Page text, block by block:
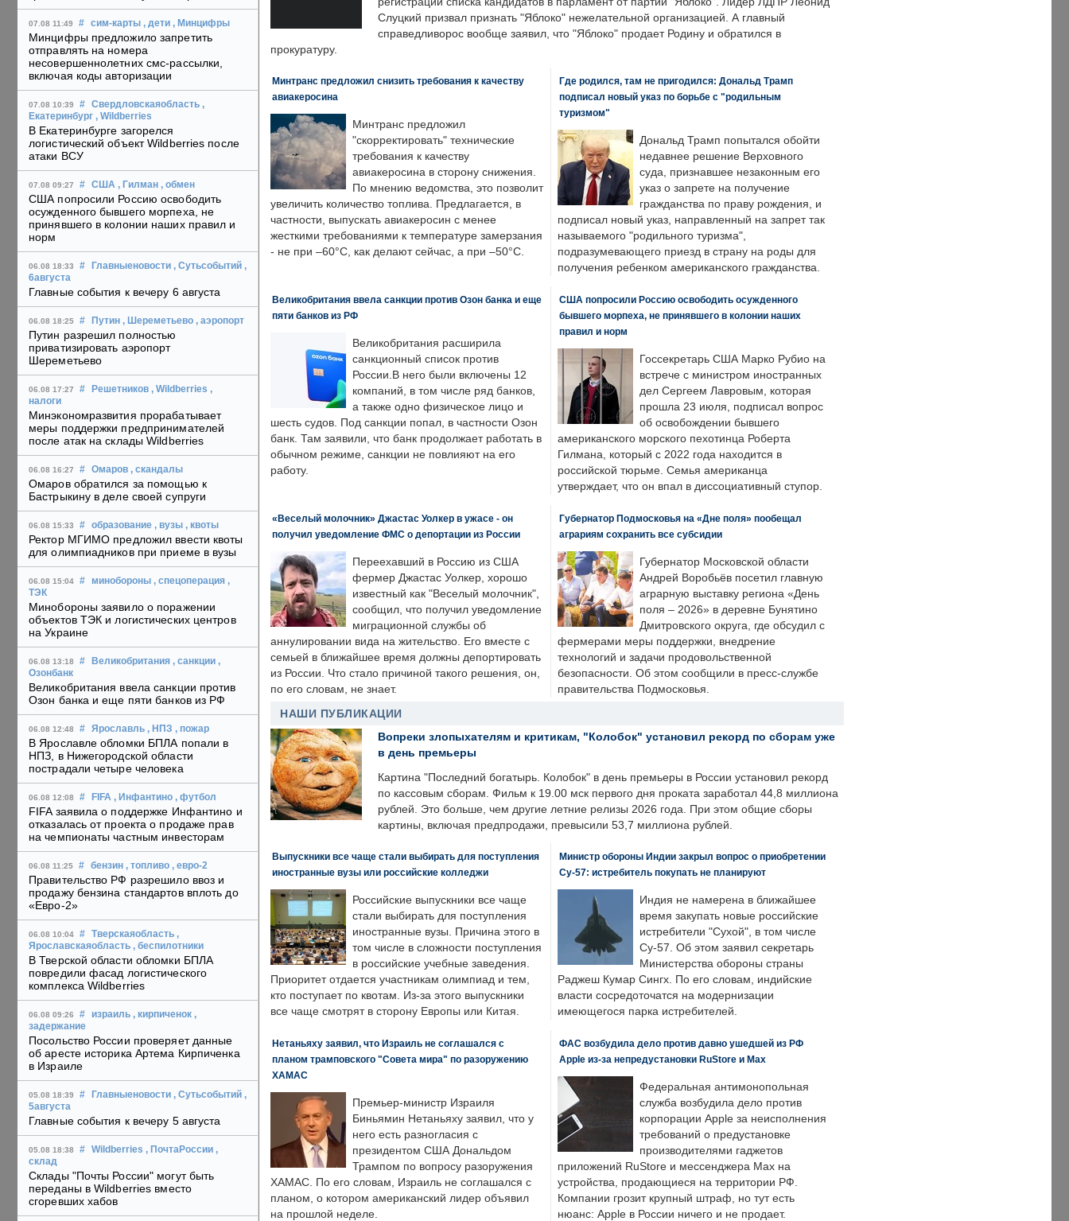
07.08 11:49 # сим-карты , дети , Минцифры
Минцифры предложило запретить
отправлять на номера
несовершеннолетних смс-рассылки,
включая коды авторизации
07.08 10:39 # Свердловскаяобласть ,
Екатеринбург , Wildberries
В Екатеринбурге загорелся
логистический объект Wildberries после
атаки ВСУ
07.08 09:27 # США , Гилман , обмен
США попросили Россию освободить
осужденного бывшего морпеха, не
принявшего в колонии наших правил и
норм
06.08 18:33 # Главныеновости , Сутьсобытий ,
6августа
Главные события к вечеру 6 августа
06.08 18:25 # Путин , Шереметьево , аэропорт
Путин разрешил полностью
приватизировать аэропорт
Шереметьево
06.08 17:27 # Решетников , Wildberries ,
налоги
Минэкономразвития прорабатывает
меры поддержки предпринимателей
после атак на склады Wildberries
06.08 16:27 # Омаров , скандалы
Омаров обратился за помощью к
Бастрыкину в деле своей супруги
06.08 15:33 # образование , вузы , квоты
Ректор МГИМО предложил ввести квоты
для олимпиадников при приеме в вузы
06.08 15:04 # минобороны , спецоперация ,
ТЭК
Минобороны заявило о поражении
объектов ТЭК и логистических центров
на Украине
06.08 13:18 # Великобритания , санкции ,
Озонбанк
Великобритания ввела санкции против
Озон банка и еще пяти банков из РФ
06.08 12:48 # Ярославль , НПЗ , пожар
В Ярославле обломки БПЛА попали в
НПЗ, в Нижегородской области
пострадали четыре человека
06.08 12:08 # FIFA , Инфантино , футбол
FIFA заявила о поддержке Инфантино и
отказалась от проекта о продаже прав
на чемпионаты частным инвесторам
06.08 11:25 # бензин , топливо , евро-2
Правительство РФ разрешило ввоз и
продажу бензина стандартов вплоть до
«Евро-2»
06.08 10:04 # Тверскаяобласть ,
Ярославскаяобласть , беспилотники
В Тверской области обломки БПЛА
повредили фасад логистического
комплекса Wildberries
06.08 09:26 # израиль , кирпиченок ,
задержание
Посольство России проверяет данные
об аресте историка Артема Кирпиченка
в Израиле
05.08 18:39 # Главныеновости , Сутьсобытий ,
5августа
Главные события к вечеру 5 августа
05.08 18:38 # Wildberries , ПочтаРоссии ,
склад
Склады "Почты России" могут быть
переданы в Wildberries вместо
сгоревших хабов
Слуцкий призвал признать "Яблоко" нежелательной организацией. А главный
справедливорос вообще заявил, что "Яблоко" продает Родину и обратился в
прокуратуру.
Минтранс предложил снизить требования к качеству
авиакеросина
Минтранс предложил
"скорректировать" технические
требования к качеству
авиакеросина в сторону снижения.
По мнению ведомства, это позволит
увеличить количество топлива. Предлагается, в
частности, выпускать авиакеросин с менее
жесткими требованиями к температуре замерзания
- не при –60°C, как делают сейчас, а при –50°C.
Где родился, там не пригодился: Дональд Трамп
подписал новый указ по борьбе с "родильным
туризмом"
Дональд Трамп попытался обойти
недавнее решение Верховного
суда, признавшее незаконным его
указ о запрете на получение
гражданства по праву рождения, и
подписал новый указ, направленный на запрет так
называемого "родильного туризма",
подразумевающего приезд в страну на роды для
получения ребенком американского гражданства.
Великобритания ввела санкции против Озон банка и еще
пяти банков из РФ
Великобритания расширила
санкционный список против
России.В него были включены 12
компаний, в том числе ряд банков,
а также одно физическое лицо и
шесть судов. Под санкции попал, в частности Озон
банк. Там заявили, что банк продолжает работать в
обычном режиме, санкции не повлияют на его
работу.
США попросили Россию освободить осужденного
бывшего морпеха, не принявшего в колонии наших
правил и норм
Госсекретарь США Марко Рубио на
встрече с министром иностранных
дел Сергеем Лавровым, которая
прошла 23 июля, подписал вопрос
об освобождении бывшего
американского морского пехотинца Роберта
Гилмана, который с 2022 года находится в
российской тюрьме. Семья американца
утверждает, что он впал в диссоциативный ступор.
«Веселый молочник» Джастас Уолкер в ужасе - он
получил уведомление ФМС о депортации из России
Переехавший в Россию из США
фермер Джастас Уолкер, хорошо
известный как "Веселый молочник",
сообщил, что получил уведомление
миграционной службы об
аннулировании вида на жительство. Его вместе с
семьей в ближайшее время должны депортировать
из России. Что стало причиной такого решения, он,
по его словам, не знает.
Губернатор Подмосковья на «Дне поля» пообещал
аграриям сохранить все субсидии
Губернатор Московской области
Андрей Воробьёв посетил главную
аграрную выставку региона «День
поля – 2026» в деревне Бунятино
Дмитровского округа, где обсудил с
фермерами меры поддержки, внедрение
технологий и задачи продовольственной
безопасности. Об этом сообщили в пресс-службе
правительства Подмосковья.
НАШИ ПУБЛИКАЦИИ
Вопреки злопыхателям и критикам, "Колобок" установил рекорд по сборам уже
в день премьеры
Картина "Последний богатырь. Колобок" в день премьеры в России установил рекорд
по кассовым сборам. Фильм к 19.00 мск первого дня проката заработал 44,8 миллиона
рублей. Это больше, чем другие летние релизы 2026 года. При этом общие сборы
картины, включая предпродажи, превысили 53,7 миллиона рублей.
Выпускники все чаще стали выбирать для поступления
иностранные вузы или российские колледжи
Российские выпускники все чаще
стали выбирать для поступления
иностранные вузы. Причина этого в
том числе в сложности поступления
в российские учебные заведения.
Приоритет отдается участникам олимпиад и тем,
кто поступает по квотам. Из-за этого выпускники
все чаще смотрят в сторону Европы или Китая.
Министр обороны Индии закрыл вопрос о приобретении
Су-57: истребитель покупать не планируют
Индия не намерена в ближайшее
время закупать новые российские
истребители "Сухой", в том числе
Су-57. Об этом заявил секретарь
Министерства обороны страны
Раджеш Кумар Сингх. По его словам, индийские
власти сосредоточатся на модернизации
имеющегося парка истребителей.
Нетаньяху заявил, что Израиль не соглашался с
планом трамповского "Совета мира" по разоружению
ХАМАС
Премьер-министр Израиля
Биньямин Нетаньяху заявил, что у
него есть разногласия с
президентом США Дональдом
Трампом по вопросу разоружения
ХАМАС. По его словам, Израиль не соглашался с
планом, о котором американский лидер объявил
на прошлой неделе.
ФАС возбудила дело против давно ушедшей из РФ
Apple из-за непредустановки RuStore и Max
Федеральная антимонопольная
служба возбудила дело против
корпорации Apple за неисполнения
требований о предустановке
производителями гаджетов
приложений RuStore и мессенджера Max на
устройства, продающиеся на территории РФ.
Компании грозит крупный штраф, но тут есть
нюанс: Apple в России ничего и не продает.